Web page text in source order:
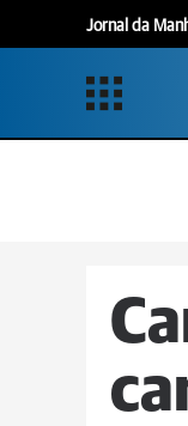
Jornal da